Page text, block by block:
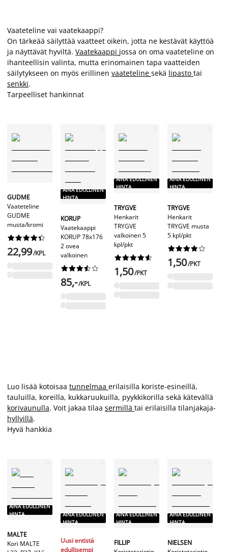
Vaateteline vai vaatekaappi?
On tärkeää säilyttää vaatteet oikein, jotta ne kestävät käyttöä
ja näyttävät hyviltä. Vaatekaappi jossa on oma vaateteline on
ihanteellisin valinta, mutta erinomainen tapa vaatteiden
säilytykseen on myös erillinen vaateteline sekä lipasto tai
senkki.
Tarpeelliset hankinnat
GUDME
Vaateteline
GUDME
musta/kromi






22,99/KPL
AINA EDULLINEN
HINTA
KORUP
Vaatekaappi
KORUP 78x176
2 ovea
valkoinen






85,-/KPL
AINA EDULLINEN
HINTA
TRYGVE
Henkarit
TRYGVE
valkoinen 5
kpl/pkt






1,50/PKT
AINA EDULLINEN
HINTA
TRYGVE
Henkarit
TRYGVE musta
5 kpl/pkt






1,50/PKT
Luo lisää kotoisaa tunnelmaa erilaisilla koriste-esineillä,
tauluilla, koreilla, kukkaruukuilla, pyykkikorilla sekä kätevällä
korivaunulla. Voit jakaa tilaa sermillä tai erilaisilla tilanjakaja-
hyllyillä.
Hyvä hankkia
AINA EDULLINEN
HINTA
MALTE
Kori MALTE
AINA EDULLINEN
HINTA
Uusi entistä
edullisempi
AINA EDULLINEN
HINTA
FILLIP
AINA EDULLINEN
HINTA
NIELSEN